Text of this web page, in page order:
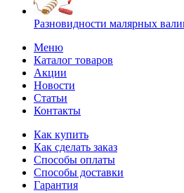
Разновидности малярных
Меню
Каталог товаров
Акции
Новости
Статьи
Контакты
Как купить
Как сделать заказ
Способы оплаты
Способы доставки
Гарантия